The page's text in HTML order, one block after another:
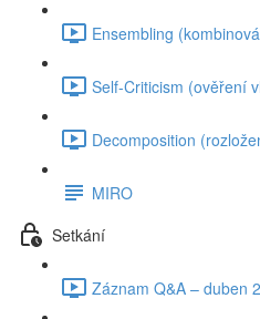
Ensembling
Self-Criticism (ověření
Decomposition
MIRO
Setkání
Záznam Q&A – duben